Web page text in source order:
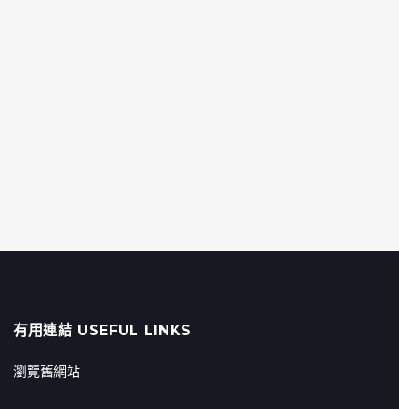
有用連結 USEFUL LINKS
瀏覽舊網站